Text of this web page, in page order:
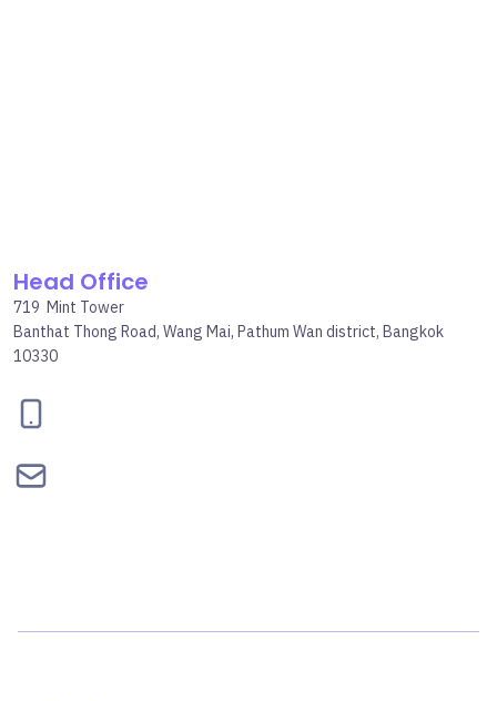
Head Office
719 Mint Tower
Banthat Thong Road, Wang Mai, Pathum Wan district, Bangkok
10330